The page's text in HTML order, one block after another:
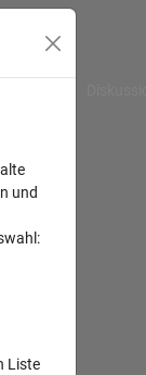
und
Liste